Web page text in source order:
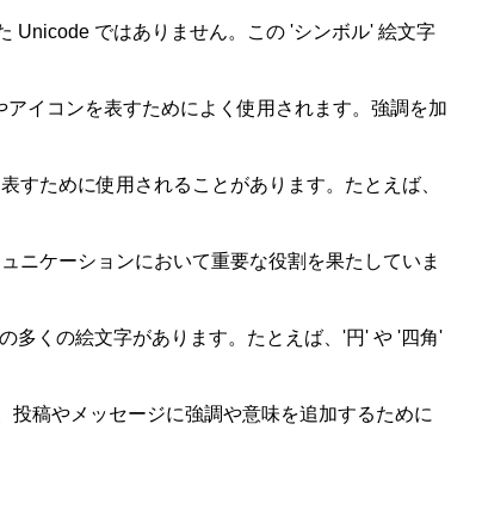
Unicode ではありません。この 'シンボル' 絵文字
イコンを表すためによく使用されます。強調を加
すために使用されることがあります。たとえば、
ニケーションにおいて重要な役割を果たしていま
多くの絵文字があります。たとえば、'円' や '四角'
稿やメッセージに強調や意味を追加するために